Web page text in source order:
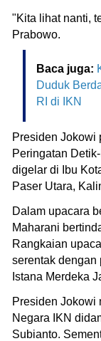
"Kita lihat nanti,
Prabowo.
Baca juga:
Duduk
RI di IKN
Presiden Jokowi
Peringatan
digelar di Ibu
Paser Utara,
Dalam upacara
Maharani
Rangkaian
serentak dengan
Istana Merdeka
Presiden Jokowi
Negara IKN
Subianto.